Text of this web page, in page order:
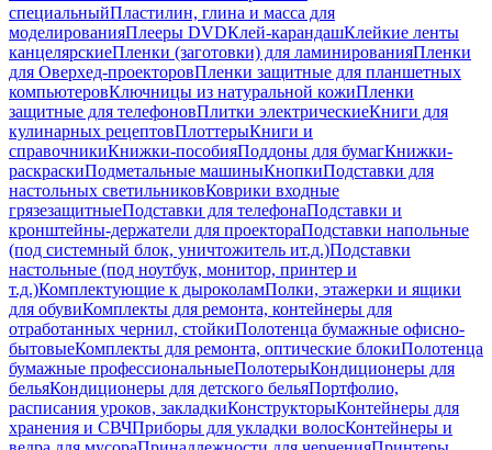
специальныйПластилин, глина и масса для
моделированияПлееры DVDКлей-карандашКлейкие ленты
канцелярскиеПленки (заготовки) для ламинированияПленки
для Оверхед-проекторовПленки защитные для планшетных
компьютеровКлючницы из натуральной кожиПленки
защитные для телефоновПлитки электрическиеКниги для
кулинарных рецептовПлоттерыКниги и
справочникиКнижки-пособияПоддоны для бумагКнижки-
раскраскиПодметальные машиныКнопкиПодставки для
настольных светильниковКоврики входные
грязезащитныеПодставки для телефонаПодставки и
кронштейны-держатели для проектораПодставки напольные
(под системный блок, уничтожитель ит.д.)Подставки
настольные (под ноутбук, монитор, принтер и
т.д.)Комплектующие к дыроколамПолки, этажерки и ящики
для обувиКомплекты для ремонта, контейнеры для
отработанных чернил, стойкиПолотенца бумажные офисно-
бытовыеКомплекты для ремонта, оптические блокиПолотенца
бумажные профессиональныеПолотерыКондиционеры для
бельяКондиционеры для детского бельяПортфолио,
расписания уроков, закладкиКонструкторыКонтейнеры для
хранения и СВЧПриборы для укладки волосКонтейнеры и